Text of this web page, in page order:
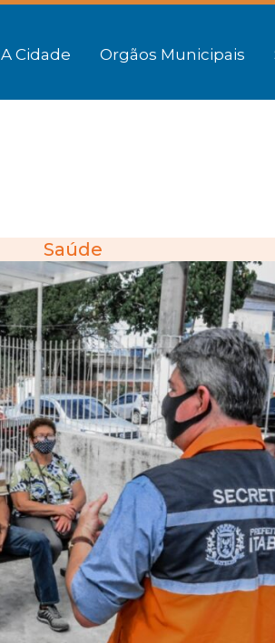
A Cidade Orgãos Municipais
Saúde